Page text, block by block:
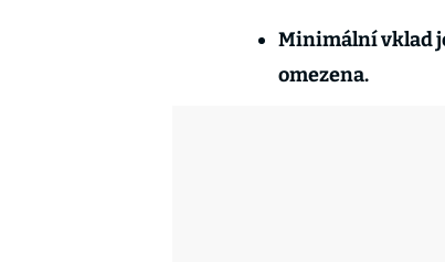
Minimální vklad
omezena.